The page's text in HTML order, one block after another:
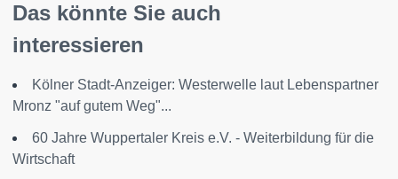
Das könnte Sie auch
interessieren
Kölner Stadt-Anzeiger: Westerwelle laut Lebenspartner
Mronz "auf gutem Weg"...
60 Jahre Wuppertaler Kreis e.V. - Weiterbildung für die
Wirtschaft